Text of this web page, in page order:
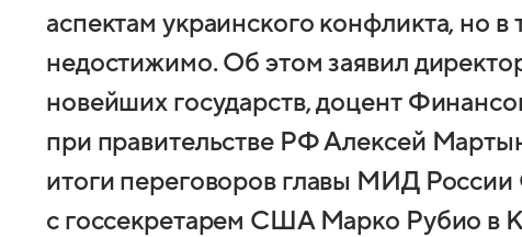
аспектам украинского конфликта, но в
недостижимо. Об этом заявил
новейших государств, доцент
при правительстве РФ Алексей
итоги переговоров главы МИД России
с госсекретарем США Марко Рубио в